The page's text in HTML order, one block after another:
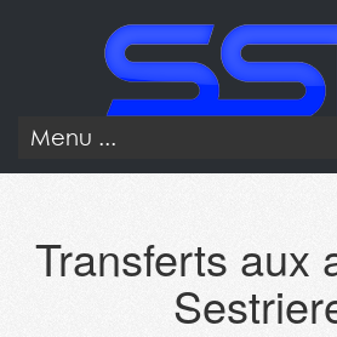
Transferts aux